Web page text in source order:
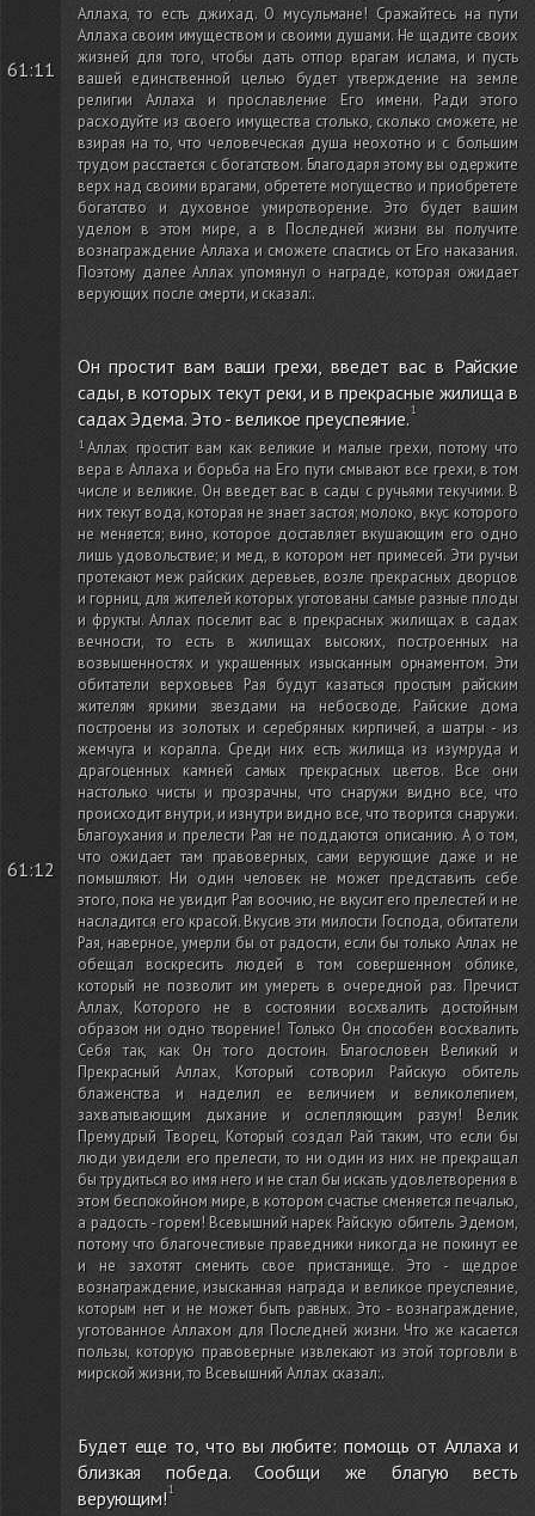
61:11
Аллаха, то есть джихад. О мусульмане! Сражайтесь на пути
Аллаха своим имуществом и своими душами. Не щадите своих
жизней для того, чтобы дать отпор врагам ислама, и пусть
вашей единственной целью будет утверждение на земле
религии Аллаха и прославление Его имени. Ради этого
расходуйте из своего имущества столько, сколько сможете, не
взирая на то, что человеческая душа неохотно и с большим
трудом расстается с богатством. Благодаря этому вы одержите
верх над своими врагами, обретете могущество и приобретете
богатство и духовное умиротворение. Это будет вашим
уделом в этом мире, а в Последней жизни вы получите
вознаграждение Аллаха и сможете спастись от Его наказания.
Поэтому далее Аллах упомянул о награде, которая ожидает
верующих после смерти, и сказал:.
61:12
Он простит вам ваши грехи, введет вас в Райские
сады, в которых текут реки, и в прекрасные жилища в
садах Эдема. Это - великое преуспеяние.
Аллах простит вам как великие и малые грехи, потому что
вера в Аллаха и борьба на Его пути смывают все грехи, в том
числе и великие. Он введет вас в сады с ручьями текучими. В
них текут вода, которая не знает застоя; молоко, вкус которого
не меняется; вино, которое доставляет вкушающим его одно
лишь удовольствие; и мед, в котором нет примесей. Эти ручьи
протекают меж райских деревьев, возле прекрасных дворцов
и горниц, для жителей которых уготованы самые разные плоды
и фрукты. Аллах поселит вас в прекрасных жилищах в садах
вечности, то есть в жилищах высоких, построенных на
возвышенностях и украшенных изысканным орнаментом. Эти
обитатели верховьев Рая будут казаться простым райским
жителям яркими звездами на небосводе. Райские дома
построены из золотых и серебряных кирпичей, а шатры - из
жемчуга и коралла. Среди них есть жилища из изумруда и
драгоценных камней самых прекрасных цветов. Все они
настолько чисты и прозрачны, что снаружи видно все, что
происходит внутри, и изнутри видно все, что творится снаружи.
Благоухания и прелести Рая не поддаются описанию. А о том,
что ожидает там правоверных, сами верующие даже и не
помышляют. Ни один человек не может представить себе
этого, пока не увидит Рая воочию, не вкусит его прелестей и не
насладится его красой. Вкусив эти милости Господа, обитатели
Рая, наверное, умерли бы от радости, если бы только Аллах не
обещал воскресить людей в том совершенном облике,
который не позволит им умереть в очередной раз. Пречист
Аллах, Которого не в состоянии восхвалить достойным
образом ни одно творение! Только Он способен восхвалить
Себя так, как Он того достоин. Благословен Великий и
Прекрасный Аллах, Который сотворил Райскую обитель
блаженства и наделил ее величием и великолепием,
захватывающим дыхание и ослепляющим разум! Велик
Премудрый Творец, Который создал Рай таким, что если бы
люди увидели его прелести, то ни один из них не прекращал
бы трудиться во имя него и не стал бы искать удовлетворения в
этом беспокойном мире, в котором счастье сменяется печалью,
а радость - горем! Всевышний нарек Райскую обитель Эдемом,
потому что благочестивые праведники никогда не покинут ее
и не захотят сменить свое пристанище. Это - щедрое
вознаграждение, изысканная награда и великое преуспеяние,
которым нет и не может быть равных. Это - вознаграждение,
уготованное Аллахом для Последней жизни. Что же касается
пользы, которую правоверные извлекают из этой торговли в
мирской жизни, то Всевышний Аллах сказал:.
Будет еще то, что вы любите: помощь от Аллаха и
близкая победа. Сообщи же благую весть
верующим!